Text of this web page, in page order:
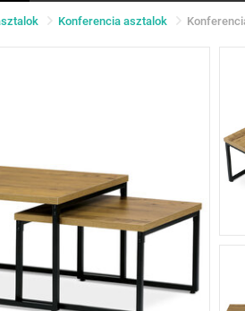
Konferencia asztalok